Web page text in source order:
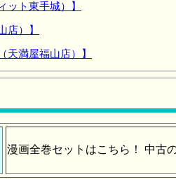
ト東手城）】
）】
満屋福山店）】
漫画全巻セットはこちら！ 中古